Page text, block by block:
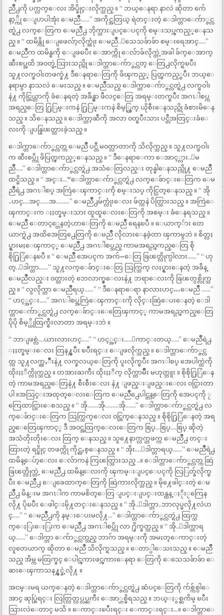
ညိဳ႕ကို ပက္လက္ေလး အိပ္ခိုင္းလိုက္သည္ ။ “ ဘယ္ေနရာ နာလဲ ဆိုတာ က်ေ
နာ့္ကို ေျပာပါအုံး ေမညိဳ……” အကိုင္အတြယ္ ရဲတင္းတဲ့ ေဒါက္တာေက်ာ္ဇင္လ
တ္ရဲ႕ လက္ေတြက ေမညိဳ႕ ဘိုက္သားျပင္ေပၚကို စမ္းသပ္ၾကည့္ေနသ
ည္ ။ “ ထမိန္ကို ေျဖေလ်ာ့လိုက္အုံး ေမညိဳ..ေသေသခ်ာခ်ာ စမ္းရေအာင္…..”
ေမညိဳက ထမိန္စကို ေျဖၿပီး ေအာက္ကို ေလ်ာခ်လိုက္တဲ့အခါ ခ်က္ေအာက္
ဆီးစပ္အထိ အ၀တ္မဲ့သြားသည္ကို ေဒါက္တာေက်ာ္ဇင္လတ္ ေတြ႕လိုက္ရၿပီး
သူ႔လက္ဖဝါးတဖက္နဲ႔ ဒီေနရာေတြကို ဖိၾကည့္ ပြတ္ၾကည့္ၿပီး ဘယ္ေ
နရာမွာ နာသလဲ ေမးသည္ ။ ေမညိဳသည္ ေဒါက္တာေက်ာ္ဇင္လတ္ရဲ႕ လက္ဖဝါး
နဲ႔ ကိုင္တြယ္တာကို ခံေနရတဲ့ အခ်ိန္မွာ ဖီလင္ေတြ အရမ္းတက္ၿပီး အဂၤါစပ္က
အရည္ေတြ ႐ြြမ္းကနဲ ႐ြြမ္းကနဲ စိမ့္ထြက္ ယိုစီးေနသည္ကို ခံစားမိေန
သည္ ။ သိေနသည္ ။ ေဒါက္တာ့ဆီကို အလာ ၀တ္ၿပီးသား ပင္တီအတြင္းခံေ
လးကို ျပန္ခြၽတ္ထားခဲ့သည္ ။
ေဒါက္တာေက်ာ္ဇင္လတ္က ေမညိဳ ပင္တီ မ၀တ္လာတာကို သိလိုက္သည္ ။ သူ႔လက္ဖဝါး
က ဆီးစပ္ကို ဖိပြတ္ၾကည့္ေနသည္ ။ “ ဒီေနရာေကာ ေအာင့္လား..ေမ
ညိဳ…..” ေဒါက္တာေက်ာ္ဇင္လတ္ရဲ႕ အသံေတြလည္း တုန္ခါေနသည္လို႔ ေမညိဳ
ထင္မိသည္ ။ “ အင္း…”ေဒါက္တာေက်ာ္ဇင္လတ္ရဲ႕ လက္ေခ်ာင္းေတြက ေမ
ညိဳရဲ႕ အဂၤါစပ္ အကြဲေၾကာင္းကို စမ္းသပ္ ကိုင္ပြတ္ေနသည္ ။ “ အို
..ဟင္….အင္……အ………” ေမညိဳ႕မ်က္လုံးေလး ဖ်တ္ကနဲ ပိတ္သြားသည္ ။ အကြဲေ
ၾကာင္းက ႏႈတ္ခမ္းသား ထူထူေလးေတြကို အစမ္း ခံေနရသည္ ။
ေမညိဳ ေတာင့္တေနတဲ့ဟာေတြကို ေမညိဳ ရေနၿပီ ။ ေယာက္်ား တေ
ယာက္ရဲ႕ အထိအေတြ႕ေတြကို ေမညိဳ လိုလားေနခဲ့တာ ၾကာမွဘဲ ။ စိတ္လႈ
ပ္ရွားမႈေၾကာင့္ ေမညိဳ႕ အဂၤါစပ္သည္ ကာမအရည္ၾကည္ေတြ စို
စို႐ြြဲေနၿပီ ။ “ ေမညိဳ အေပၚက အက်ႌေတြ ခြၽတ္လိုက္ပါလား……” “ ဟု
တ္..ေဒါက္တာ……” သူ႔လက္ေခ်ာင္းေတြ သြက္သြက္ လႈပ္ရွားေနတဲ့ အခ်ိန္
ေမညိဳလည္း ၀တ္ထားတဲ့ ဘေလာက္စ္ေလးနဲ႔ ဘရာေလးကို ခြၽတ္ပစ္လိုက္သ
ည္ ။ “ လွလိုက္တာ ေမညိဳရယ္……” “ ဒီေနရာေရာ နာလားဟင္…ေမညိဳ ……”
“ ဟင့္အင္း…..” အဂၤါစပ္အကြဲေၾကာင္းကို လိုင္းဆြဲေပးေနတဲ့ ေဒါ
က္တာေက်ာ္ဇင္လတ္ရဲ႕ လက္ေခ်ာင္းေတြေၾကာင့္ ကာမအရည္ၾကည္ေတြ
ပိုပို စိမ့္ယိုထြက္စီးလာတာ အရမ္းဘဲ ။
“ ဘာျဖစ္လဲ….ယားလားဟင္…..” “ ဟင့္အင္း…..ေကာင္းတယ္…..” ေမညိဳရဲ႕
ႏႈတ္ခမ္းေလး တြန႔္ၿပီး ၿပဳံးရင္း ေျဖလိုက္သည္ ။ ေဒါက္တာေက်ာ္ဇင္လ
တ္က သူ႔လက္ညႇိဳးနဲ႔ လက္ခလယ္ေတြကို ပူးလိုက္ၿပီး အဂၤါစပ္ အေပါက္ထဲကို
ထိုးႏႈိက္လိုက္သည္ ။ တအားႀကီး ထိုးႏႈိက္ လိုက္တာမ်ိဳး မဟုတ္ဘူး ။ စိုစို႐ြြဲေန
တဲ့ ကာမအရည္ေတြနဲ႔ စီးစီးေလး နဲ႔ ျဖည္းျဖည္းေလး ၀င္သြားတာ
ပါ ။အသြင္းအထုတ္ေလးေတြက ေမညိဳ႕ေပါင္တန္ေတြကို အေပၚကို ႂ
ကြေထာင္သြားေစသည္ ။ “ အို…….အို………အို…….” ေဒါက္တာေက်ာ္ဇင္လတ္ရဲ႕ လ
က္ေခ်ာင္းေတြက သြက္သြက္ေလး ၀င္ထြက္ေနသည္ ။ စိုစို႐ြြဲေနတဲ့ အရ
ည္ေတြေၾကာင့္ ဒီ အ၀င္အထြက္ေလးေတြက စြပ္…စြပ္….စြပ္ ဆိုတဲ့
အသံတိုးတိုးေလး ထြက္ ေနသည္ ။ သူ႔ေနာက္လက္တဖက္က ေမညိဳ႕ တင္း
ထြားတဲ့ ရင္စိုင္ တဖက္ကို ကိုင္ညႇစ္ေနသည္ ။ “ အိုး….ေဒါက္တာရယ္……” ေမညိဳရဲ႕
ထမိန္ေပ်ာ့ေလး ေလ်ာကနဲ ကြၽတ္သြားသည္ ..။ ေဒါက္တာေက်ာ္ဇင္လတ္က ဆြဲ
ခြၽတ္လိုက္တဲ့ ေမညိဳ႕ ထမိန္ေလးကို ၾကမ္းျပင္ေပၚကို လြြတ္ခ်လိုက္ၿ
ပီး ေမညိဳ႕ ေျခေထာက္ေတြကို ဆြဲကားလိုက္သည္ ။ မို႔ေဖါင္းတဲ့ ေမ
ညိဳ႕ မိန္းမ အဂၤါက ကာမစိတ္ေတြ ျပင္းျပင္းထန္ထန္ ႏိုးႂကြေန
လို႔ ပိုၿပီး ေဖါင္းမို႔တင္းေနသည္ ။ “ အို..ေဒါက္တာ..ဘာလုပ္မလို႔လဲဟ
င္…..” “ ေမညိဳ႕ကို နမ္းေပးမလို႔…” ေဒါက္တာေက်ာ္ဇင္လတ္ရဲ႕ ထြက္သ
က္ေႏြးေႏြးက ေမညိဳ႕ အဂၤါစပ္ကို လာ ႐ိုက္ခတ္သည္ ။ “ အို..ေဒါက္တာရ
ယ္……” ေဒါက္တာ ေက်ာ္ဇင္လတ္သည္ ဘာဂ်ာ အရမ္းကို အမႈတ္ေကာင္းတဲ့
လူတေယာက္ ဆိုတာ ေမညိဳ သိလိုက္ရသည္ ။ ေတာ္ပါေသးသည္ ။ ေမညိဳ
သည္ အိမ္က မထြက္ခင္ ေပါင္ၾကားဖင္ၾကားေနရာ ေတြကို ေသေသခ်ာခ်ာ ေ
ဆးေၾကာသန႔္စင္ခဲ့လို႔ ။
အငမ္းမရ ယက္ေနတဲ့ ေဒါက္တာေက်ာ္ဇင္လတ္ရဲ႕ ဆံပင္ေတြကို က်စ္က်စ္ပါေ
အာင္ ဆုပ္ဆြဲရင္း လြတ္လြတ္လပ္လပ္ႀကီး ေအာ္ဟစ္မိရသည္ ။ ဘယ္ႏွစ္ႀကိမ္ ၿပီး
သြားလဲေတာင္ မသိ ။ ေကာင္းၿပီးရင္း ေကာင္းရင္း…။ ေဒါက္တာေ